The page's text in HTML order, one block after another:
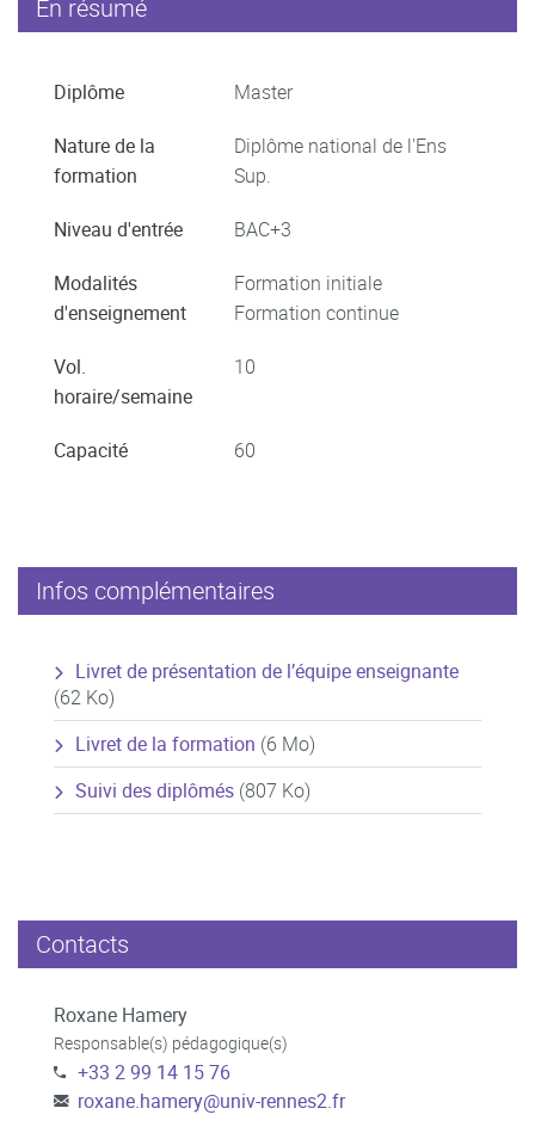
En résumé
Diplôme Master
Nature de la
formation
Diplôme national de l'Ens
Sup.
Niveau d'entrée BAC+3
Modalités
d'enseignement
Formation initiale
Formation continue
Vol.
horaire/semaine
10
Capacité 60
Infos complémentaires
Livret de présentation de l’équipe enseignante
(62 Ko)
Livret de la formation (6 Mo)
Suivi des diplômés (807 Ko)
Contacts
Roxane Hamery
Responsable(s) pédagogique(s)
+33 2 99 14 15 76
roxane.hamery@univ-rennes2.fr